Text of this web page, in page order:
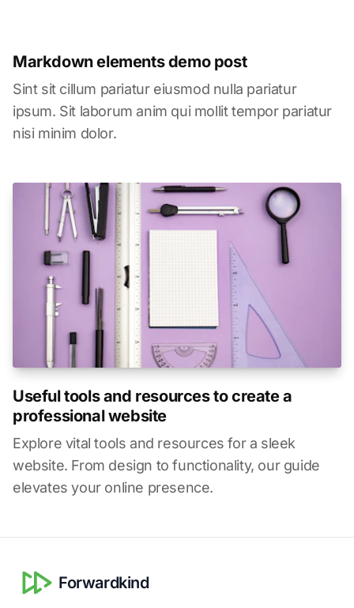
Markdown elements demo post
Sint sit cillum pariatur eiusmod nulla pariatur
ipsum. Sit laborum anim qui mollit tempor pariatur
nisi minim dolor.
Useful tools and resources to create a
professional website
Explore vital tools and resources for a sleek
website. From design to functionality, our guide
elevates your online presence.
Forwardkind